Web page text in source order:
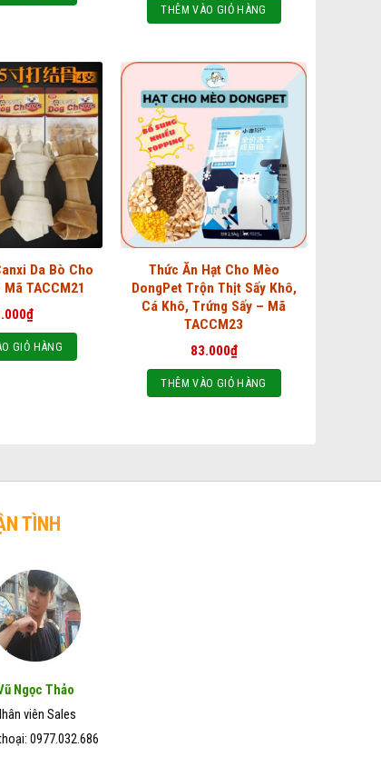
THÊM VÀO GIỎ HÀNG
Da Bò Cho
TACCM21
₫
GIỎ HÀNG
Thức Ăn Hạt Cho Mèo
DongPet Trộn Thịt Sấy Khô,
Cá Khô, Trứng Sấy – Mã
TACCM23
83.000₫
THÊM VÀO GIỎ HÀNG
TÌNH
Ngọc Thảo
viên Sales
0977.032.686